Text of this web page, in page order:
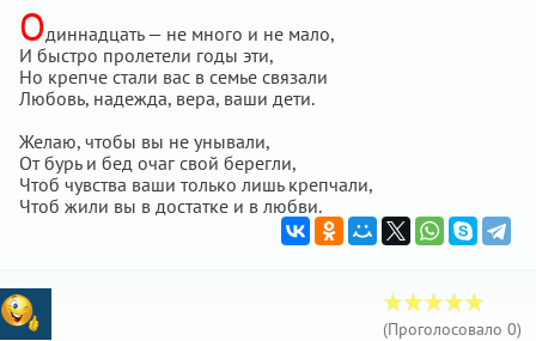
Одиннадцать — не много и не мало,
И быстро пролетели годы эти,
Но крепче стали вас в семье связали
Любовь, надежда, вера, ваши дети.
Желаю, чтобы вы не унывали,
От бурь и бед очаг свой берегли,
Чтоб чувства ваши только лишь крепчали,
Чтоб жили вы в достатке и в любви.
(Проголосовало 0)